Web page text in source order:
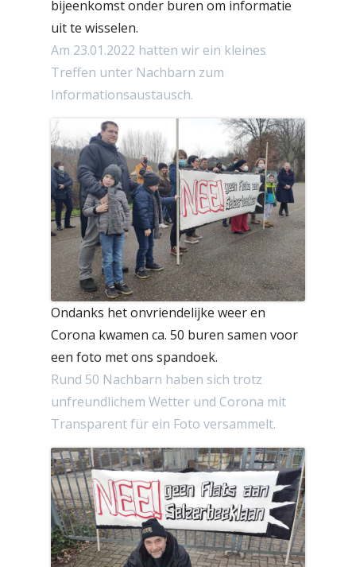
bijeenkomst onder buren om informatie
uit te wisselen.
Am 23.01.2022 hatten wir ein kleines
Treffen unter Nachbarn zum
Informationsaustausch.
Ondanks het onvriendelijke weer en
Corona kwamen ca. 50 buren samen voor
een foto met ons spandoek.
Rund 50 Nachbarn haben sich trotz
unfreundlichem Wetter und Corona mit
Transparent für ein Foto versammelt.